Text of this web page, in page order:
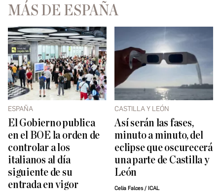
MÁS DE ESPAÑA
ESPAÑA
El Gobierno publica
en el BOE la orden de
controlar a los
italianos al día
siguiente de su
entrada en vigor
CASTILLA Y LEÓN
Así serán las fases,
minuto a minuto, del
eclipse que oscurecerá
una parte de Castilla y
León
Celia Falces / ICAL